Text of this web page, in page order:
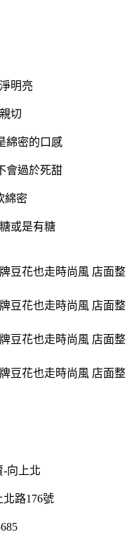
明亮
切
綿密的口感
會過於死甜
綿密
或是有糖
-向上北
路176號